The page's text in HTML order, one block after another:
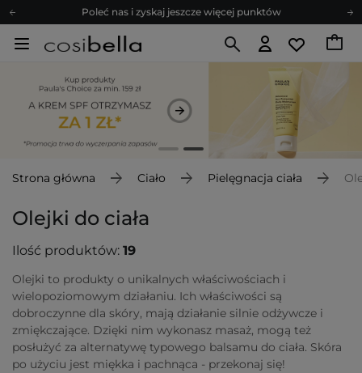
Poleć nas i zyskaj jeszcze więcej punktów
Bezpłatne konsultacje kosmetologiczne
Z nami to możliwe! Realizacja zamówienia do 24h.
Poleć nas i zyskaj jeszcze więcej punktów
Zapisz się na newsletter pełen porad
Strona główna Ciało Pielęgnacja ciała
Olejki do ciała
Ilość produktów: 19
Olejki to produkty o unikalnych właściwościach i
wielopoziomowym działaniu. Ich właściwości są
dobroczynne dla skóry, mają działanie silnie odżywcze i
zmiękczające. Dzięki nim wykonasz masaż, mogą też
posłużyć za alternatywę typowego balsamu do ciała. Skóra
po użyciu jest miękka i pachnąca - przekonaj się!